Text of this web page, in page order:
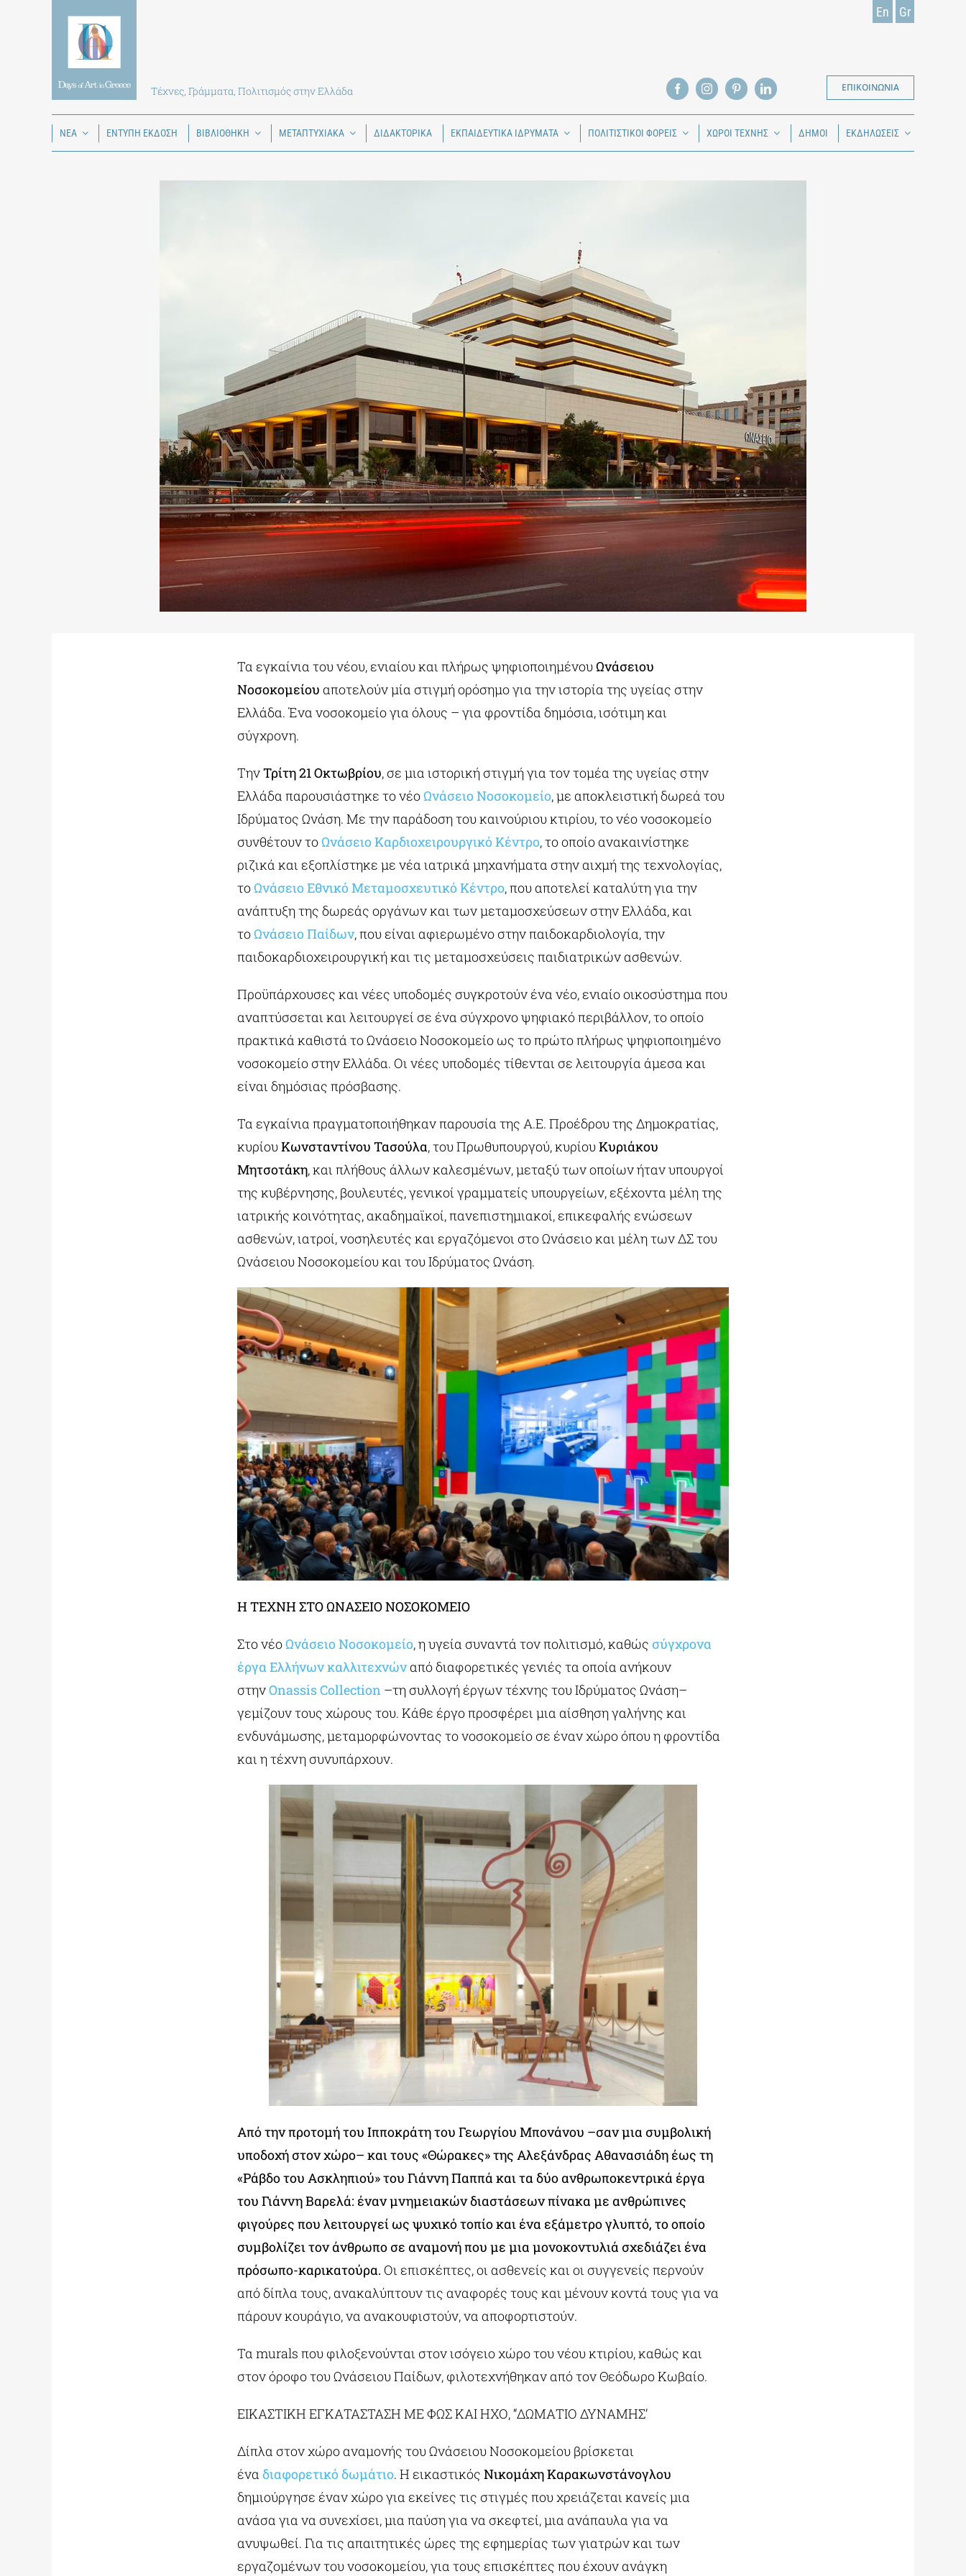
Τέχνες, Γράμματα, Πολιτισμός στην Ελλάδα
En Gr
ΕΠΙΚΟΙΝΩΝΙΑ
ΝΕΑ ΕΝΤΥΠΗ ΕΚΔΟΣΗ ΒΙΒΛΙΟΘΗΚΗ ΜΕΤΑΠΤΥΧΙΑΚΑ ΔΙΔΑΚΤΟΡΙΚΑ ΕΚΠΑΙΔΕΥΤΙΚΑ ΙΔΡΥΜΑΤΑ ΠΟΛΙΤΙΣΤΙΚΟΙ ΦΟΡΕΙΣ ΧΩΡΟΙ ΤΕΧΝΗΣ ΔΗΜΟΙ ΕΚΔΗΛΩΣΕΙΣ
Τα εγκαίνια του νέου, ενιαίου και πλήρως ψηφιοποιημένουΩνάσειου
Νοσοκομείου αποτελούν μία στιγμή ορόσημο για την ιστορία της υγείας στην
Ελλάδα. Ένα νοσοκομείο για όλους – για φροντίδα δημόσια, ισότιμη και
σύγχρονη.
ΤηνΤρίτη 21 Οκτωβρίου, σε μια ιστορική στιγμή για τον τομέα της υγείας στην
Ελλάδα παρουσιάστηκε το νέο Ωνάσειο Νοσοκομείο, με αποκλειστική δωρεά του
Ιδρύματος Ωνάση. Με την παράδοση του καινούριου κτιρίου, το νέο νοσοκομείο
συνθέτουν το Ωνάσειο Καρδιοχειρουργικό Κέντρο, το οποίο ανακαινίστηκε
ριζικά και εξοπλίστηκε με νέα ιατρικά μηχανήματα στην αιχμή της τεχνολογίας,
το Ωνάσειο Εθνικό Μεταμοσχευτικό Κέντρο, που αποτελεί καταλύτη για την
ανάπτυξη της δωρεάς οργάνων και των μεταμοσχεύσεων στην Ελλάδα, και
το Ωνάσειο Παίδων, που είναι αφιερωμένο στην παιδοκαρδιολογία, την
παιδοκαρδιοχειρουργική και τις μεταμοσχεύσεις παιδιατρικών ασθενών.
Προϋπάρχουσες και νέες υποδομές συγκροτούν ένα νέο, ενιαίο οικοσύστημα που
αναπτύσσεται και λειτουργεί σε ένα σύγχρονο ψηφιακό περιβάλλον, το οποίο
πρακτικά καθιστά το Ωνάσειο Νοσοκομείο ως το πρώτο πλήρως ψηφιοποιημένο
νοσοκομείο στην Ελλάδα. Οι νέες υποδομές τίθενται σε λειτουργία άμεσα και
είναι δημόσιας πρόσβασης.
Τα εγκαίνια πραγματοποιήθηκαν παρουσία της Α.Ε. Προέδρου της Δημοκρατίας,
κυρίουΚωνσταντίνου Τασούλα, του Πρωθυπουργού, κυρίουΚυριάκου
Μητσοτάκη, και πλήθους άλλων καλεσμένων, μεταξύ των οποίων ήταν υπουργοί
της κυβέρνησης, βουλευτές, γενικοί γραμματείς υπουργείων, εξέχοντα μέλη της
ιατρικής κοινότητας, ακαδημαϊκοί, πανεπιστημιακοί, επικεφαλής ενώσεων
ασθενών, ιατροί, νοσηλευτές και εργαζόμενοι στο Ωνάσειο και μέλη των ΔΣ του
Ωνάσειου Νοσοκομείου και του Ιδρύματος Ωνάση.
H TEXNH ΣΤΟ ΩΝΑΣΕΙΟ ΝΟΣΟΚΟΜΕΙΟ
Στο νέο Ωνάσειο Νοσοκομείο, η υγεία συναντά τον πολιτισμό, καθώς σύγχρονα
έργα Ελλήνων καλλιτεχνώναπό διαφορετικές γενιές τα οποία ανήκουν
στηνOnassis Collection–τη συλλογή έργων τέχνης του Ιδρύματος Ωνάση–
γεμίζουν τους χώρους του. Κάθε έργο προσφέρει μια αίσθηση γαλήνης και
ενδυνάμωσης, μεταμορφώνοντας το νοσοκομείο σε έναν χώρο όπου η φροντίδα
και η τέχνη συνυπάρχουν.
Από την προτομή του Ιπποκράτη του Γεωργίου Μπονάνου –σαν μια συμβολική
υποδοχή στον χώρο– και τους «Θώρακες» της Αλεξάνδρας Αθανασιάδη έως τη
«Ράβδο του Ασκληπιού» του Γιάννη Παππά και τα δύο ανθρωποκεντρικά έργα
του Γιάννη Βαρελά: έναν μνημειακών διαστάσεων πίνακα με ανθρώπινες
φιγούρες που λειτουργεί ως ψυχικό τοπίο και ένα εξάμετρο γλυπτό, το οποίο
συμβολίζει τον άνθρωπο σε αναμονή που με μια μονοκοντυλιά σχεδιάζει ένα
πρόσωπο-καρικατούρα. Οι επισκέπτες, οι ασθενείς και οι συγγενείς περνούν
από δίπλα τους, ανακαλύπτουν τις αναφορές τους και μένουν κοντά τους για να
πάρουν κουράγιο, να ανακουφιστούν, να αποφορτιστούν.
Τα murals που φιλοξενούνται στον ισόγειο χώρο του νέου κτιρίου, καθώς και
στον όροφο του Ωνάσειου Παίδων, φιλοτεχνήθηκαν από τον Θεόδωρο Κωβαίο.
ΕΙΚΑΣΤΙΚΗ ΕΓΚΑΤΑΣΤΑΣΗ ΜΕ ΦΩΣ ΚΑΙ ΗΧΟ, “ΔΩΜΑΤΙΟ ΔΥΝΑΜΗΣ’
Δίπλα στον χώρο αναμονής του Ωνάσειου Νοσοκομείου βρίσκεται
ένα διαφορετικό δωμάτιο. Η εικαστικός Νικομάχη Καρακωνστάνογλου
δημιούργησε έναν χώρο για εκείνες τις στιγμές που χρειάζεται κανείς μια
ανάσα για να συνεχίσει, μια παύση για να σκεφτεί, μια ανάπαυλα για να
ανυψωθεί. Για τις απαιτητικές ώρες της εφημερίας των γιατρών και των
εργαζομένων του νοσοκομείου, για τους επισκέπτες που έχουν ανάγκη